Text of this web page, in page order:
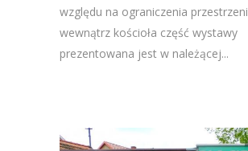
względu na ograniczenia przestrzeni
wewnątrz kościoła część wystawy
prezentowana jest w należącej...